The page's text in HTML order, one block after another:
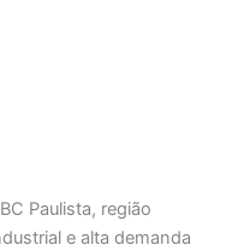
Paulista, região
e alta demanda